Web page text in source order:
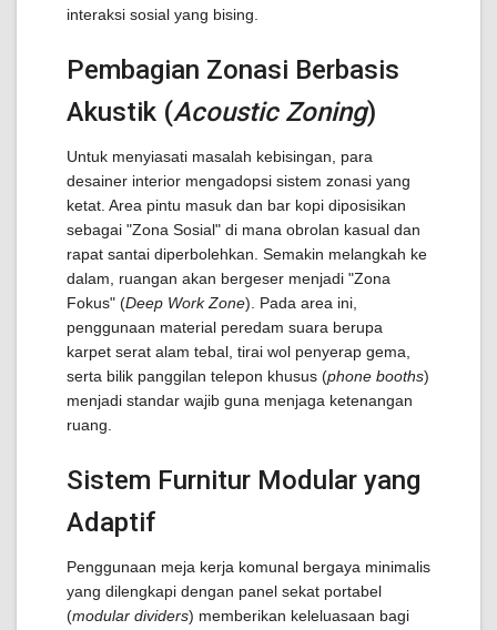
interaksi sosial yang bising.
Pembagian Zonasi Berbasis
Akustik (Acoustic Zoning)
Untuk menyiasati masalah kebisingan, para
desainer interior mengadopsi sistem zonasi yang
ketat. Area pintu masuk dan bar kopi diposisikan
sebagai "Zona Sosial" di mana obrolan kasual dan
rapat santai diperbolehkan. Semakin melangkah ke
dalam, ruangan akan bergeser menjadi "Zona
Fokus" (Deep Work Zone). Pada area ini,
penggunaan material peredam suara berupa
karpet serat alam tebal, tirai wol penyerap gema,
serta bilik panggilan telepon khusus (phone booths)
menjadi standar wajib guna menjaga ketenangan
ruang.
Sistem Furnitur Modular yang
Adaptif
Penggunaan meja kerja komunal bergaya minimalis
yang dilengkapi dengan panel sekat portabel
(modular dividers) memberikan keleluasaan bagi